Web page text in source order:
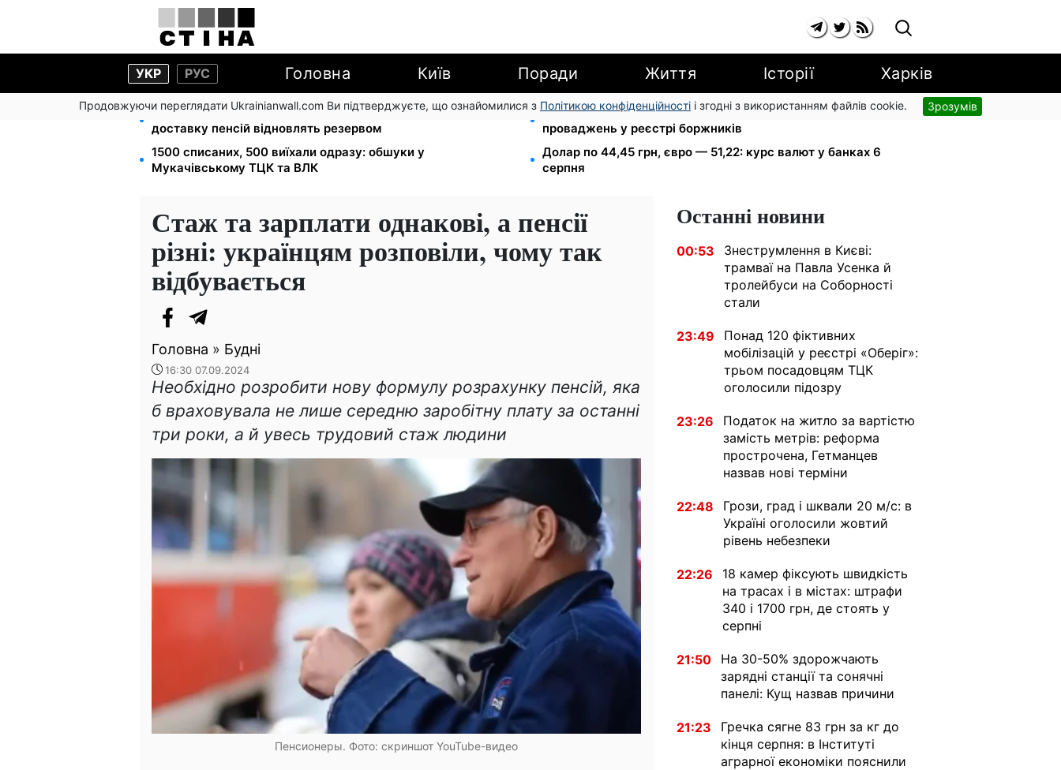
УКР РУС Головна Київ Поради Життя Історії Харків
Продовжуючи переглядати Ukrainianwall.com Ви підтверджуєте, що ознайомилися з Політикою конфіденційності і згодні з використанням файлів cookie. Зрозумів
Депо Укрпошти знищено в Павлограді: двоє загиблих,
доставку пенсій відновлять резервом
113 млрд грн заборгували українці за комуналку: 830 тисяч
проваджень у реєстрі боржників
1500 списаних, 500 виїхали одразу: обшуки у
Мукачівському ТЦК та ВЛК
Долар по 44,45 грн, євро — 51,22: курс валют у банках 6
серпня
Стаж та зарплати однакові, а пенсії
різні: українцям розповіли, чому так
відбувається
Головна » Будні
16:30 07.09.2024
Необхідно розробити нову формулу розрахунку пенсій, яка
б враховувала не лише середню заробітну плату за останні
три роки, а й увесь трудовий стаж людини
Пенсионеры. Фото: скриншот YouTube-видео
Останні новини
00:53
Знеструмлення в Києві:
трамваї на Павла Усенка й
тролейбуси на Соборності
стали
23:49
Понад 120 фіктивних
мобілізацій у реєстрі «Оберіг»:
трьом посадовцям ТЦК
оголосили підозру
23:26
Податок на житло за вартістю
замість метрів: реформа
прострочена, Гетманцев
назвав нові терміни
22:48
Грози, град і шквали 20 м/с: в
Україні оголосили жовтий
рівень небезпеки
22:26
18 камер фіксують швидкість
на трасах і в містах: штрафи
340 і 1700 грн, де стоять у
серпні
21:50
На 30-50% здорожчають
зарядні станції та сонячні
панелі: Кущ назвав причини
21:23
Гречка сягне 83 грн за кг до
кінця серпня: в Інституті
аграрної економіки пояснили